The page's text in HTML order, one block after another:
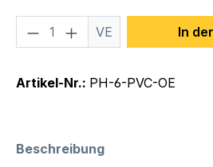
Produkt Anzahl: Gib
VE In
Artikel-Nr.: PH-6-PVC-OE
Beschreibung